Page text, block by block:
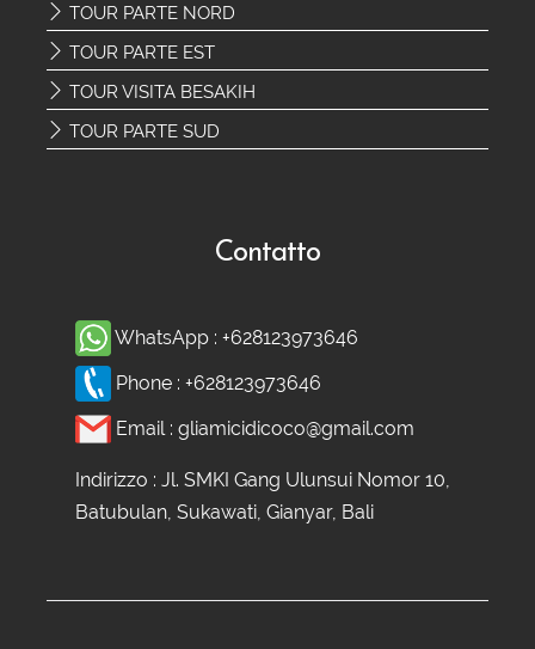
TOUR PARTE NORD
TOUR PARTE EST
TOUR VISITA BESAKIH
TOUR PARTE SUD
Contatto
WhatsApp : +628123973646
Phone : +628123973646
Email : gliamicidicoco@gmail.com
Indirizzo : Jl. SMKI Gang Ulunsui Nomor 10,
Batubulan, Sukawati, Gianyar, Bali